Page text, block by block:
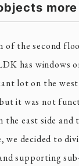
of the second
has windows
lot on the
it was not
east side
we decided to
supporting